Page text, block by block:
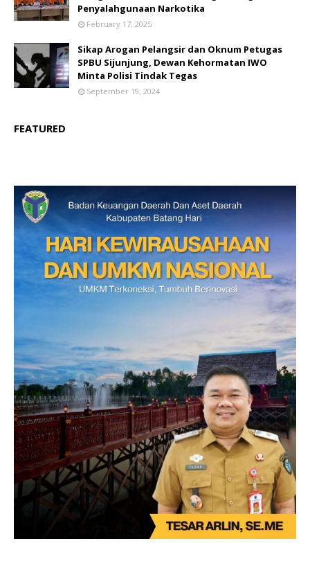
Penyalahgunaan Narkotika
February 17, 2025
Sikap Arogan Pelangsir dan Oknum Petugas
SPBU Sijunjung, Dewan Kehormatan IWO
Minta Polisi Tindak Tegas
September 19, 2024
FEATURED